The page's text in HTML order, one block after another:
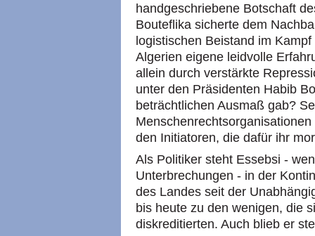
handgeschriebene Botschaft
Bouteflika sicherte dem
logistischen Beistand im
Algerien eigene leidvolle
allein durch verstärkte
unter den Präsidenten Habib
beträchtlichen Ausmaß gab?
den Initiatoren, die dafür ihr
Als Politiker steht Essebsi -
Unterbrechungen - in der
des Landes seit der
bis heute zu den wenigen, die
diskreditierten. Auch blieb er